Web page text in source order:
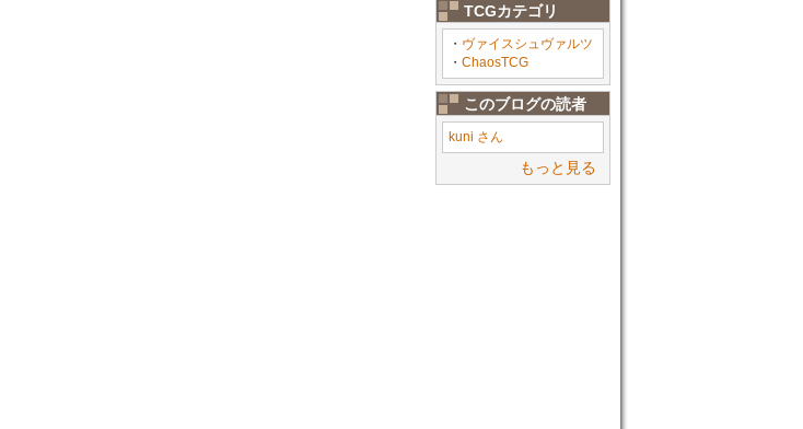
TCGカテゴリ
・ ヴァイスシュヴァルツ
・ ChaosTCG
このブログの読者
kuni さん
もっと見る